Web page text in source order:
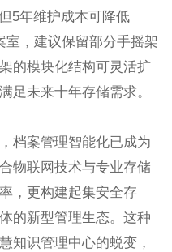
5年维护成本可降低
室，建议保留部分手摇架
的模块化结构可灵活扩
足未来十年存储需求。
档案管理智能化已成为
物联网技术与专业存储
，更构建起集安全存
的新型管理生态。这种
知识管理中心的蜕变，